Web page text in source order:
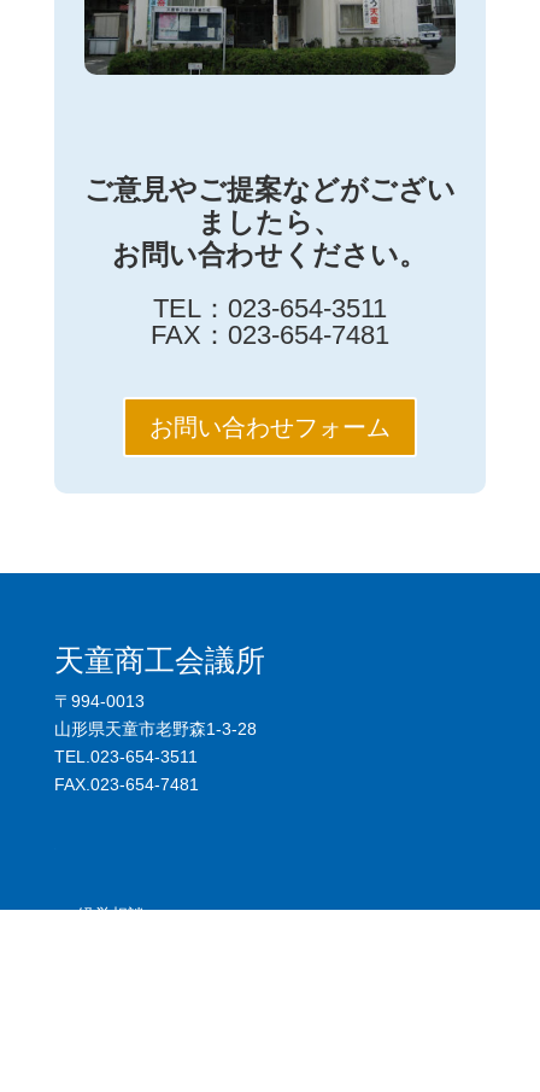
ご意見やご提案などがござい
ましたら、
お問い合わせください。
TEL：023-654-3511
FAX：023-654-7481
お問い合わせフォーム
天童商工会議所
〒994-0013
山形県天童市老野森1-3-28
TEL.023-654-3511
FAX.023-654-7481
経営相談